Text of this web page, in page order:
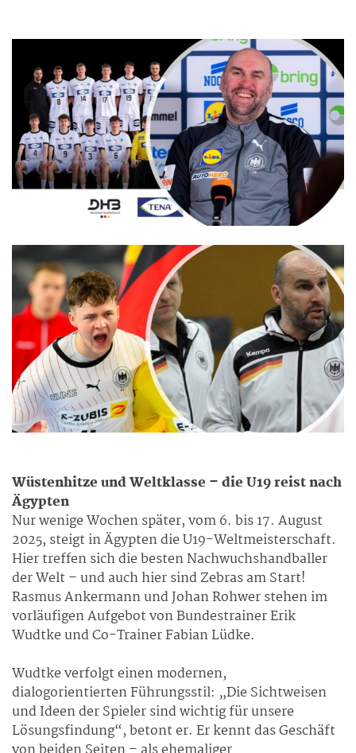
Wüstenhitze und Weltklasse – die U19 reist nach
Ägypten
Nur wenige Wochen später, vom 6. bis 17. August
2025, steigt in Ägypten die U19-Weltmeisterschaft.
Hier treffen sich die besten Nachwuchshandballer
der Welt – und auch hier sind Zebras am Start!
Rasmus Ankermann und Johan Rohwer stehen im
vorläufigen Aufgebot von Bundestrainer Erik
Wudtke und Co-Trainer Fabian Lüdke.
Wudtke verfolgt einen modernen,
dialogorientierten Führungsstil: „Die Sichtweisen
und Ideen der Spieler sind wichtig für unsere
Lösungsfindung“, betont er. Er kennt das Geschäft